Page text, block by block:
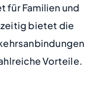
für Familien und
bietet die
Vorteile.